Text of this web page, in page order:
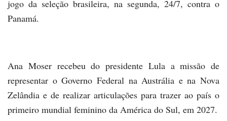
jogo da seleção brasileira, na segunda, 24/7, contra o
Panamá.
Ana Moser recebeu do presidente Lula a missão de
representar o Governo Federal na Austrália e na Nova
Zelândia e de realizar articulações para trazer ao país o
primeiro mundial feminino da América do Sul, em 2027.